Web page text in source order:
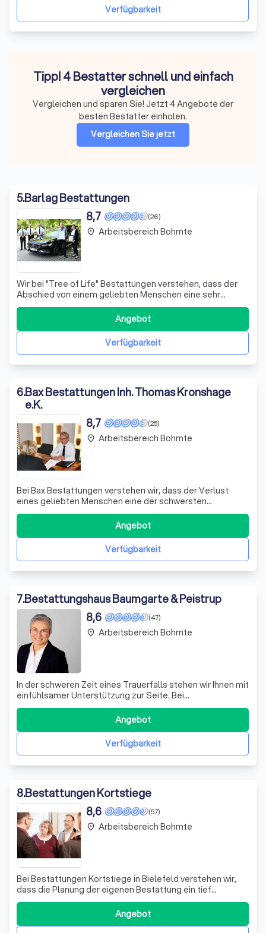
Verfügbarkeit
Tipp! 4 Bestatter schnell und einfach
vergleichen
Vergleichen und sparen Sie! Jetzt 4 Angebote der
besten Bestatter einholen.
Vergleichen Sie jetzt
5.Barlag Bestattungen
(26)
8,7
Wir bei "Tree of Life" Bestattungen verstehen, dass der
Abschied von einem geliebten Menschen eine sehr
persönliche Angelegenheit ist. Deshalb bieten wir
individuelle Beratung, um die finanzielle Vorsorge und die
Art der Bestattung genau auf Ihre Wünsche abzustimmen.
Ob durch eine Sterbegeldversiche
Verfügbarkeit
Angebot
place Arbeitsbereich Bohmte
6.Bax Bestattungen Inh. Thomas Kronshage
e.K.
(25)
8,7
Bei Bax Bestattungen verstehen wir, dass der Verlust
eines geliebten Menschen eine der schwersten
Erfahrungen im Leben darstellt. Seit unserer Gründung im
Jahr 1887 haben wir es uns zur Aufgabe gemacht, Ihnen in
diesen schweren Zeiten beizustehen und eine würdevolle,
persönliche Verabschiedung zu er
Verfügbarkeit
Angebot
place Arbeitsbereich Bohmte
7.Bestattungshaus Baumgarte & Peistrup
(47)
8,6
In der schweren Zeit eines Trauerfalls stehen wir Ihnen mit
einfühlsamer Unterstützung zur Seite. Bei
Bestattungshaus Baumgarte & Peistrup verstehen wir, wie
herausfordernd diese Phase sein kann. Wir begleiten Sie
mit Herz und Empathie durch alle notwendigen Schritte,
damit Sie den Raum und die Zeit
Verfügbarkeit
Angebot
place Arbeitsbereich Bohmte
8.Bestattungen Kortstiege
(57)
8,6
Bei Bestattungen Kortstiege in Bielefeld verstehen wir,
dass die Planung der eigenen Bestattung ein tief
persönlicher Prozess ist. Wir bieten Ihnen die Möglichkeit,
diesen letzten Weg nach Ihren individuellen Wünschen
und Vorstellungen zu gestalten. Unser Ziel ist es, Sie und
Angebot
place Arbeitsbereich Bohmte